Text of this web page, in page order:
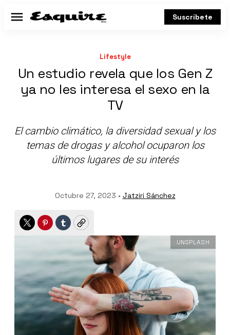
Menú Suscríbete
Lifestyle
Un estudio revela que los Gen Z
ya no les interesa el sexo en la
TV
El cambio climático, la diversidad sexual y los
temas de drogas y alcohol ocuparon los
últimos lugares de su interés
Octubre 27, 2023 • Jatziri Sánchez
TwitterPinterest
TumblrCopy
UNSPLASH